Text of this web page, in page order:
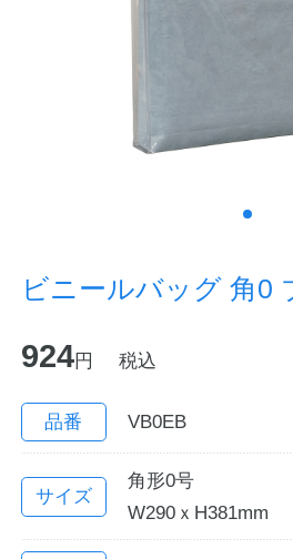
ノートの豆知識
探求・自主学習のすすめ
工場フォトツアー
公式オンラインショップ
企業情報
カタログ
お問い合わせ
English
ビニールバッグ 角0
924円 税込
品番 VB0EB
サイズ
角形0号
W290ｘH381mm